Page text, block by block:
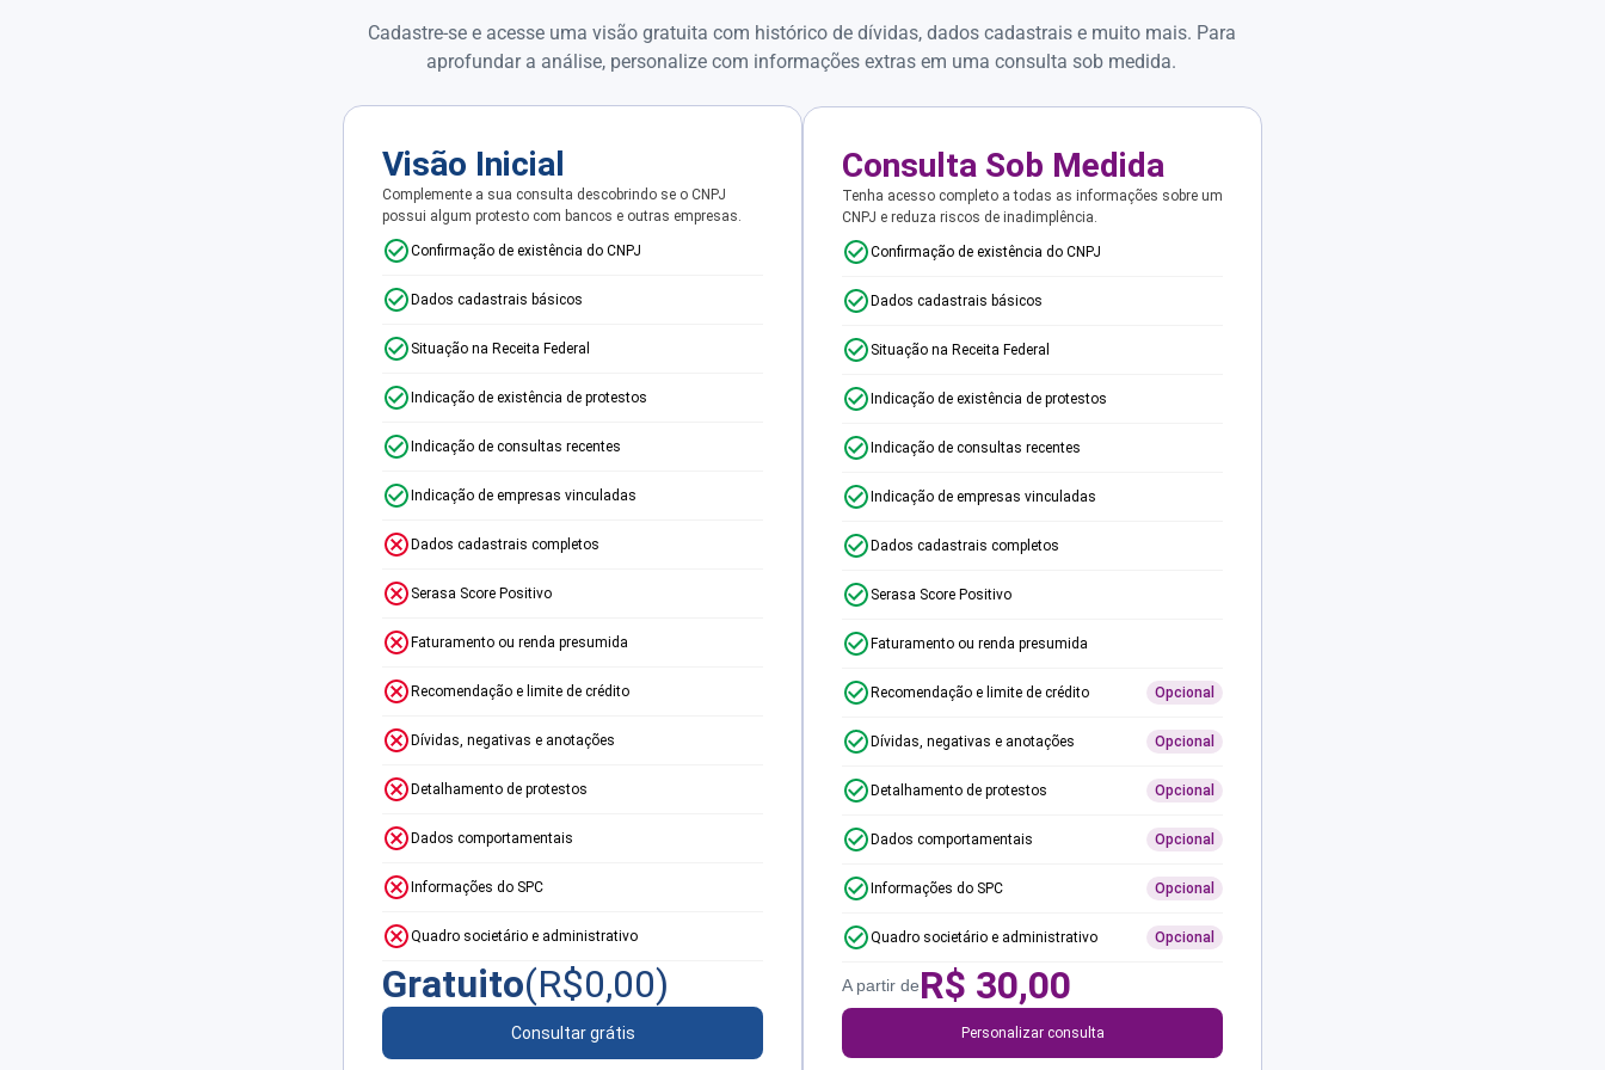
Cadastre-se e acesse uma visão gratuita com histórico de dívidas, dados cadastrais e muito mais. Para
aprofundar a análise, personalize com informações extras em uma consulta sob medida.
Visão Inicial
Complemente a sua consulta descobrindo se o CNPJ
possui algum protesto com bancos e outras empresas.
Confirmação de existência do CNPJ
Dados cadastrais básicos
Situação na Receita Federal
Indicação de existência de protestos
Indicação de consultas recentes
Indicação de empresas vinculadas
Dados cadastrais completos
Serasa Score Positivo
Faturamento ou renda presumida
Recomendação e limite de crédito
Dívidas, negativas e anotações
Detalhamento de protestos
Dados comportamentais
Informações do SPC
Quadro societário e administrativo
Gratuito(R$0,00)
Consultar grátis
Consulta Sob Medida
Tenha acesso completo a todas as informações sobre um
CNPJ e reduza riscos de inadimplência.
Confirmação de existência do CNPJ
Dados cadastrais básicos
Situação na Receita Federal
Indicação de existência de protestos
Indicação de consultas recentes
Indicação de empresas vinculadas
Dados cadastrais completos
Serasa Score Positivo
Faturamento ou renda presumida
Recomendação e limite de crédito Opcional
Dívidas, negativas e anotações Opcional
Detalhamento de protestos Opcional
Dados comportamentais Opcional
Informações do SPC Opcional
Quadro societário e administrativo Opcional
A partir deR$ 30,00
Personalizar consulta